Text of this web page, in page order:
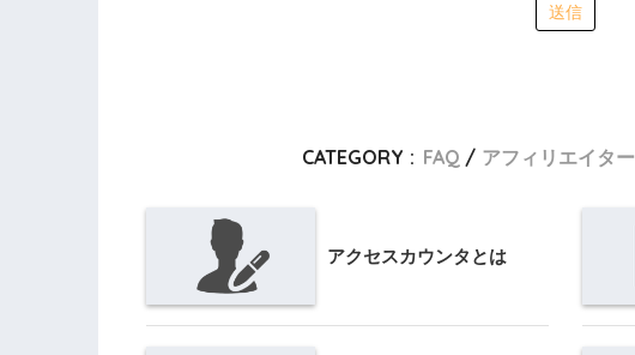
送信
CATEGORY : FAQ アフィリエイター
アクセスカウンタとは